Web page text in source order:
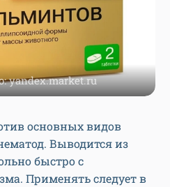
yandex.market.ru
основных видов
Выводится из
быстро с
Применять следует в